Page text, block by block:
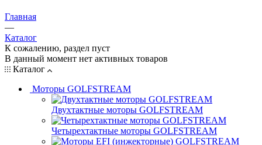
Главная
—
Каталог
К сожалению, раздел пуст
В данный момент нет активных товаров
Каталог
Моторы GOLFSTREAM
Двухтактные моторы GOLFSTREAM
Четырехтактные моторы GOLFSTREAM